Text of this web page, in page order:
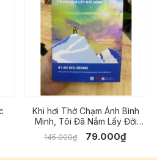
Khi hơi Thở Chạm Ánh Bình
Minh, Tôi Đã Nắm Lấy Đời
Mình
145.000₫ 79.000₫